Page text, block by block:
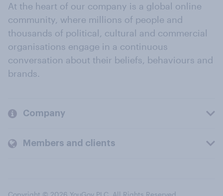
At the heart of our company is a global online
community, where millions of people and
thousands of political, cultural and commercial
organisations engage in a continuous
conversation about their beliefs, behaviours and
brands.
Company
Members and clients